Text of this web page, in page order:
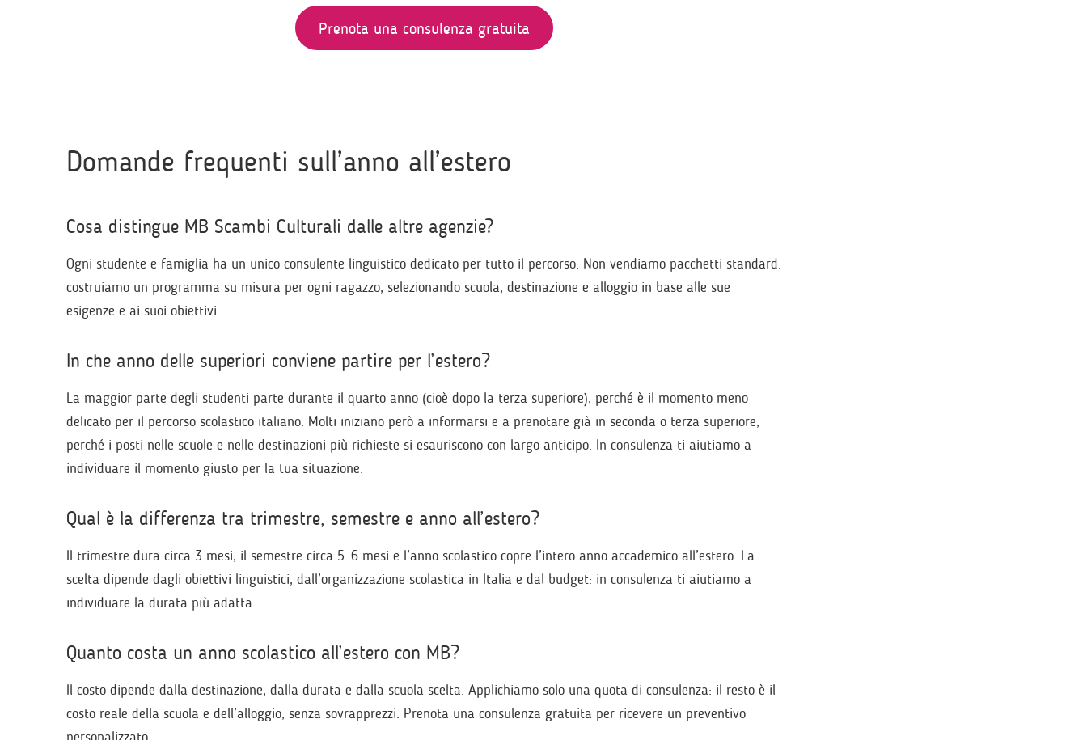
Prenota una consulenza gratuita
Domande frequenti sull’anno all’estero
Cosa distingue MB Scambi Culturali dalle altre agenzie?
Ogni studente e famiglia ha un unico consulente linguistico dedicato per tutto il percorso. Non vendiamo pacchetti standard:
costruiamo un programma su misura per ogni ragazzo, selezionando scuola, destinazione e alloggio in base alle sue
esigenze e ai suoi obiettivi.
In che anno delle superiori conviene partire per l’estero?
La maggior parte degli studenti parte durante il quarto anno (cioè dopo la terza superiore), perché è il momento meno
delicato per il percorso scolastico italiano. Molti iniziano però a informarsi e a prenotare già in seconda o terza superiore,
perché i posti nelle scuole e nelle destinazioni più richieste si esauriscono con largo anticipo. In consulenza ti aiutiamo a
individuare il momento giusto per la tua situazione.
Qual è la differenza tra trimestre, semestre e anno all’estero?
Il trimestre dura circa 3 mesi, il semestre circa 5–6 mesi e l’anno scolastico copre l’intero anno accademico all’estero. La
scelta dipende dagli obiettivi linguistici, dall’organizzazione scolastica in Italia e dal budget: in consulenza ti aiutiamo a
individuare la durata più adatta.
Quanto costa un anno scolastico all’estero con MB?
Il costo dipende dalla destinazione, dalla durata e dalla scuola scelta. Applichiamo solo una quota di consulenza: il resto è il
costo reale della scuola e dell’alloggio, senza sovrapprezzi. Prenota una consulenza gratuita per ricevere un preventivo